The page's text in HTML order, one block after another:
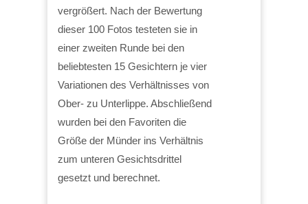
vergrößert. Nach der Bewertung
dieser 100 Fotos testeten sie in
einer zweiten Runde bei den
beliebtesten 15 Gesichtern je vier
Variationen des Verhältnisses von
Ober- zu Unterlippe. Abschließend
wurden bei den Favoriten die
Größe der Münder ins Verhältnis
zum unteren Gesichtsdrittel
gesetzt und berechnet.